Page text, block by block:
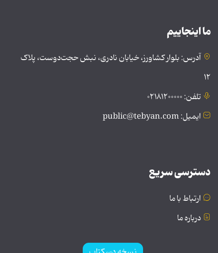
ما اینجاییم
آدرس: بلوار کشاورز، خیابان نادری، نبش حجت‌دوست، پلاک
۱۲
تلفن: ۰۲۱۸۱۲۰۰۰۰۰
ایمیل: public@tebyan.com
دسترسی سریع
ارتباط با ما
درباره ما